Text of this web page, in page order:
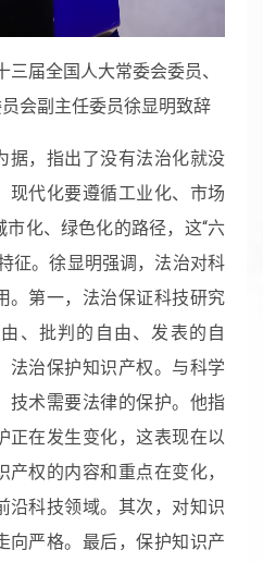
届全国人大常委会委员、
会副主任委员徐显明致辞
据，指出了没有法治化就没
现代化要遵循工业化、市场
化、绿色化的路径，这“六
征。徐显明强调，法治对科
。第一，法治保证科技研究
、批判的自由、发表的自
法治保护知识产权。与科学
技术需要法律的保护。他指
正在发生变化，这表现在以
权的内容和重点在变化，
沿科技领域。其次，对知识
向严格。最后，保护知识产